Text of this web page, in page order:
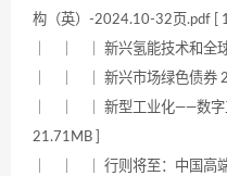
构（英）-2024.10-32页.pdf [
｜ ｜ ｜ 新兴氢能技术和全
｜ ｜ ｜ 新兴市场绿色债券
｜ ｜ ｜ 新型工业化——数字
21.71MB ]
｜ ｜ ｜ 行则将至：中国高